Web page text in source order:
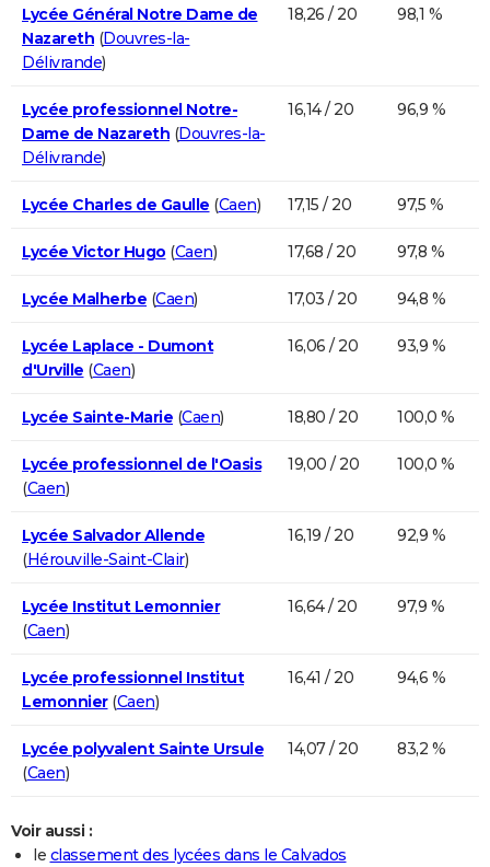
Lycée Général Notre Dame de
Nazareth (Douvres-la-
Délivrande)
18,26 / 20 98,1 %
Lycée professionnel Notre-
Dame de Nazareth (Douvres-la-
Délivrande)
16,14 / 20 96,9 %
Lycée Charles de Gaulle (Caen) 17,15 / 20 97,5 %
Lycée Victor Hugo (Caen) 17,68 / 20 97,8 %
Lycée Malherbe (Caen) 17,03 / 20 94,8 %
Lycée Laplace - Dumont
d'Urville (Caen)
16,06 / 20 93,9 %
Lycée Sainte-Marie (Caen) 18,80 / 20 100,0 %
Lycée professionnel de l'Oasis
(Caen)
19,00 / 20 100,0 %
Lycée Salvador Allende
(Hérouville-Saint-Clair)
16,19 / 20 92,9 %
Lycée Institut Lemonnier
(Caen)
16,64 / 20 97,9 %
Lycée professionnel Institut
Lemonnier(Caen)
16,41 / 20 94,6 %
Lycée polyvalent Sainte Ursule
(Caen)
14,07 / 20 83,2 %
Voir aussi :
le classement des lycées dans le Calvados